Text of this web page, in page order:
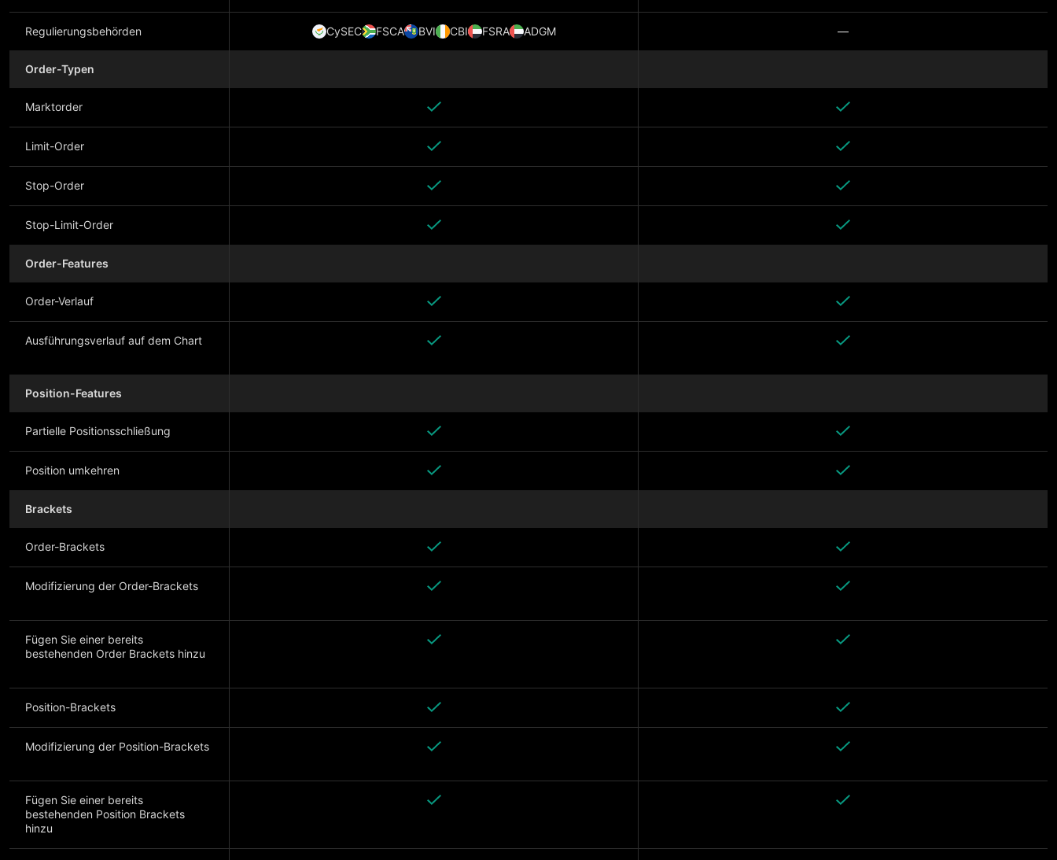
Regulierungsbehörden CySEC FSCA BVI CBI FSRA ADGM —
Order-Typen
Marktorder
Limit-Order
Stop-Order
Stop-Limit-Order
Order-Features
Order-Verlauf
Ausführungsverlauf auf dem Chart
Position-Features
Partielle Positionsschließung
Position umkehren
Brackets
Order-Brackets
Modifizierung der Order-Brackets
Fügen Sie einer bereits
bestehenden Order Brackets hinzu
Position-Brackets
Modifizierung der Position-Brackets
Fügen Sie einer bereits
bestehenden Position Brackets
hinzu